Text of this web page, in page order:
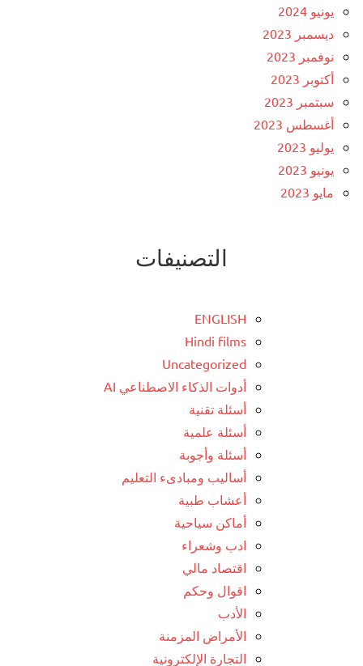
يونيو 2024
ديسمبر 2023
نوفمبر 2023
أكتوبر 2023
سبتمبر 2023
أغسطس 2023
يوليو 2023
يونيو 2023
مايو 2023
التصنيفات
ENGLISH
Hindi films
Uncategorized
أدوات الذكاء الاصطناعي AI
أسئلة تقنية
أسئلة علمية
أسئلة وأجوبة
أساليب ومبادىء التعليم
أعشاب طبية
أماكن سياحية
ادب وشعراء
اقتصاد مالي
اقوال وحكم
الأدب
الأمراض المزمنة
التجارة الإلكترونية